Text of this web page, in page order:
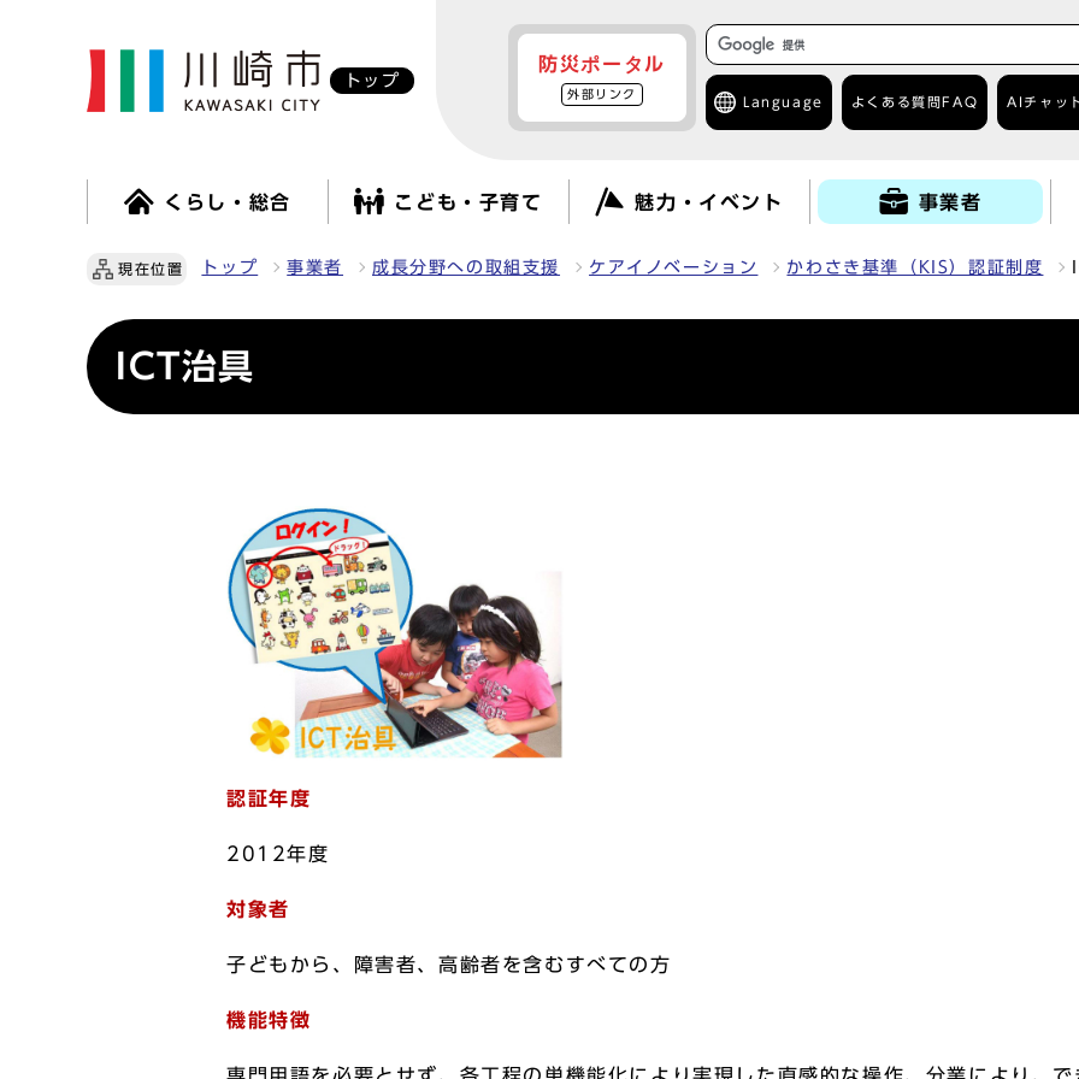
トップ
防災ポータル
外部リンク
Language よくある質問 FAQ AIチャッ
くらし・総合 こども・子育て 魅力・イベント 事業者
現在位置 トップ 事業者 成長分野への取組支援 ケアイノベーション かわさき基準（KIS）認証制度
ICT治具
認証年度
2012年度
対象者
子どもから、障害者、高齢者を含むすべての方
機能特徴